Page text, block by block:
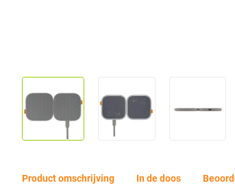
Product omschrijving In de doos